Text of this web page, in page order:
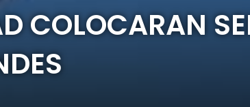
COLOCARAN